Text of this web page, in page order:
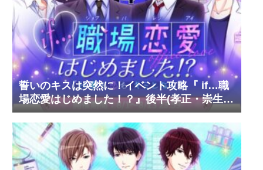
誓いのキスは突然に！イベント攻略『 if…職
場恋愛はじめました！？』後半(孝正・崇生・
彰斗)